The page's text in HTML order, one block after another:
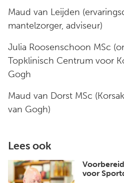
Maud van Leijden
mantelzorger, adviseur)
Julia Roosenschoon MSc
Topklinisch Centrum voor
Gogh
Maud van Dorst MSc
van Gogh)
Lees ook
voor